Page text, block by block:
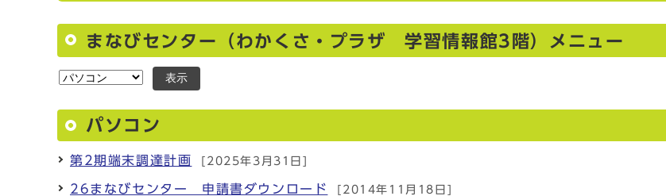
まなびセンター（わかくさ・プラザ 学習情報館3階）メニュー
表示
パソコン
第2期端末調達計画 [2025年3月31日]
26まなびセンター 申請書ダウンロード [2014年11月18日]